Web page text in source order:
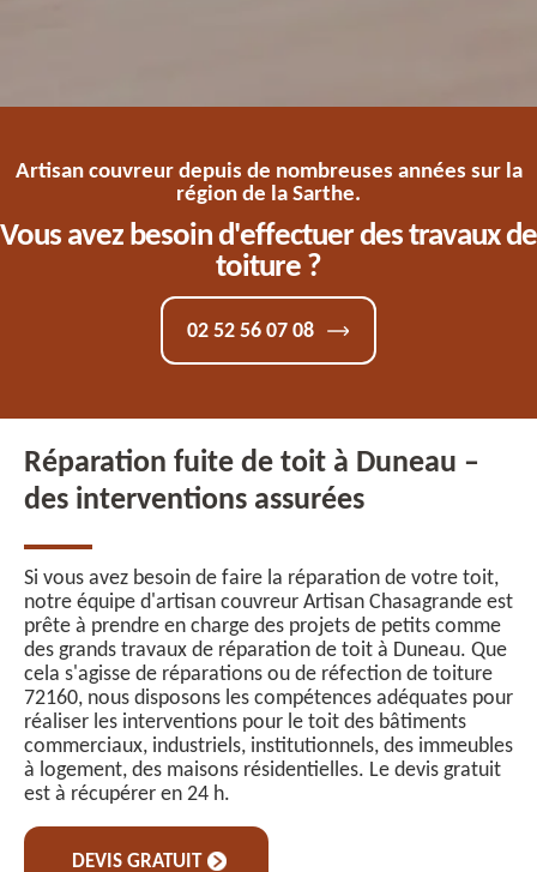
Artisan couvreur depuis de nombreuses années sur la
région de la Sarthe.
Vous avez besoin d'effectuer des travaux de
toiture ?
02 52 56 07 08
Réparation fuite de toit à Duneau –
des interventions assurées
Si vous avez besoin de faire la réparation de votre toit,
notre équipe d'artisan couvreur Artisan Chasagrande est
prête à prendre en charge des projets de petits comme
des grands travaux de réparation de toit à Duneau. Que
cela s'agisse de réparations ou de réfection de toiture
72160, nous disposons les compétences adéquates pour
réaliser les interventions pour le toit des bâtiments
commerciaux, industriels, institutionnels, des immeubles
à logement, des maisons résidentielles. Le devis gratuit
est à récupérer en 24 h.
DEVIS GRATUIT